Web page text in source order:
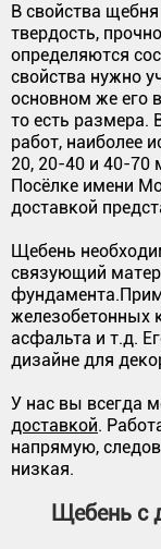
В свойства
твердость,
определяются
свойства нужно
основном же его
то есть размера.
работ, наиболее
20, 20-40 и 40-
Посёлке имени
доставкой
Щебень
связующий
железобетонных
асфальта и т.д.
дизайне для
У нас вы всегда
доставкой.
напрямую,
низкая.
Щебень с